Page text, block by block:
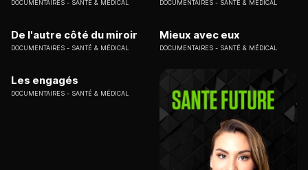
DOCUMENTAIRES SANTÉ & MÉDICAL DOCUMENTAIRES SANTÉ & MÉDICAL
De l'autre côté du miroir
DOCUMENTAIRES SANTÉ & MÉDICAL
Mieux avec eux
DOCUMENTAIRES SANTÉ & MÉDICAL
Les engagés
DOCUMENTAIRES SANTÉ & MÉDICAL